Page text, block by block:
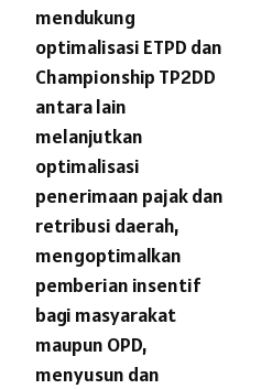
mendukung
optimalisasi ETPD dan
Championship TP2DD
antara lain
melanjutkan
optimalisasi
penerimaan pajak dan
retribusi daerah,
mengoptimalkan
pemberian insentif
bagi masyarakat
maupun OPD,
menyusun dan